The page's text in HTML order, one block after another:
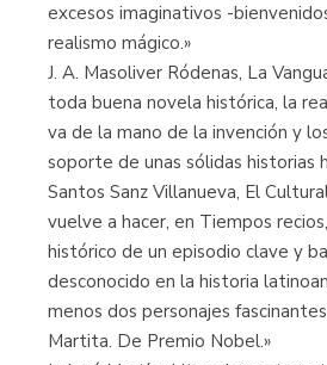
excesos imaginativos -
realismo mágico.»
J. A. Masoliver Ródenas, La
toda buena novela histórica, la
va de la mano de la invención y
soporte de unas sólidas historias
Santos Sanz Villanueva, El
vuelve a hacer, en Tiempos
histórico de un episodio clave y
desconocido en la historia
menos dos personajes
Martita. De Premio Nobel.»